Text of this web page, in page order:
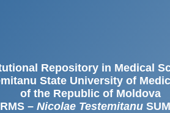
Repository in Medical
State University of
of the Republic of Moldova
– Nicolae Testemitanu